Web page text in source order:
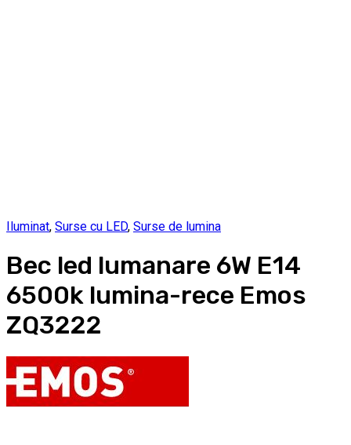
Iluminat, Surse cu LED, Surse de lumina
Bec led lumanare 6W E14
6500k lumina-rece Emos
ZQ3222